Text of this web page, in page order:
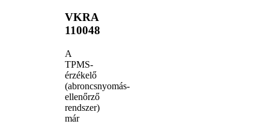
VKRA
110048
A
TPMS-
érzékelő
(abroncsnyomás-
ellenőrző
rendszer)
már